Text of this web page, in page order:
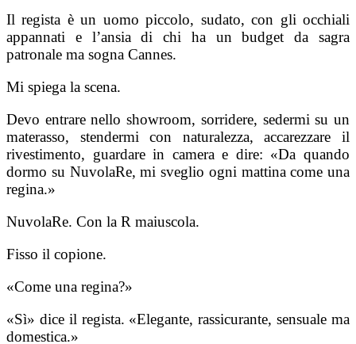
Il regista è un uomo piccolo, sudato, con gli occhiali
appannati e l’ansia di chi ha un budget da sagra
patronale ma sogna Cannes.
Mi spiega la scena.
Devo entrare nello showroom, sorridere, sedermi su un
materasso, stendermi con naturalezza, accarezzare il
rivestimento, guardare in camera e dire: «Da quando
dormo su NuvolaRe, mi sveglio ogni mattina come una
regina.»
NuvolaRe. Con la R maiuscola.
Fisso il copione.
«Come una regina?»
«Sì» dice il regista. «Elegante, rassicurante, sensuale ma
domestica.»